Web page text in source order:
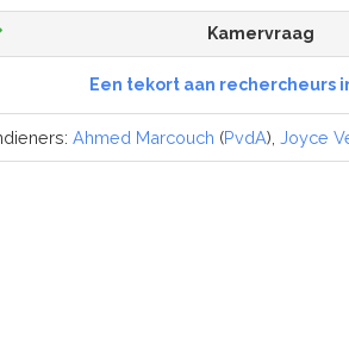
Kamervraag
Een tekort aan rechercheurs
Ahmed Marcouch (PvdA), Joyce